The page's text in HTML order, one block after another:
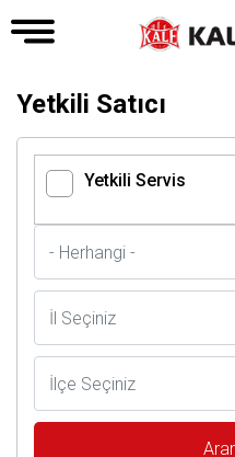
Yetkili Satıcı
Yetkili Servis